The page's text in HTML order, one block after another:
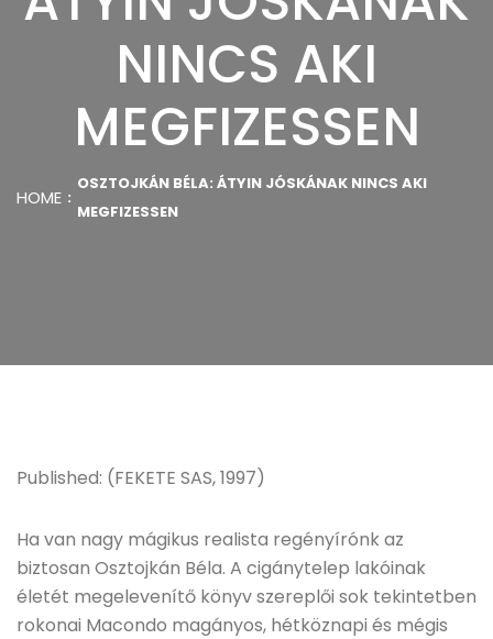
NINCS AKI
MEGFIZESSEN
HOME
OSZTOJKÁN BÉLA: ÁTYIN JÓSKÁNAK NINCS AKI
MEGFIZESSEN
Published: (FEKETE SAS, 1997)
Ha van nagy mágikus realista regényírónk az
biztosan Osztojkán Béla. A cigánytelep lakóinak
életét megelevenítő könyv szereplői sok tekintetben
rokonai Macondo magányos, hétköznapi és mégis